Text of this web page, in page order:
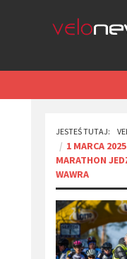
JESTEŚ TUTAJ:
​1 MARCA
MARATHON
WAWRA